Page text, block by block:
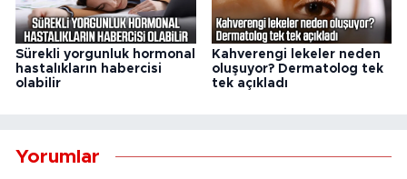
Sürekli yorgunluk hormonal
hastalıkların habercisi
olabilir
Kahverengi lekeler neden
oluşuyor? Dermatolog tek
tek açıkladı
Yorumlar